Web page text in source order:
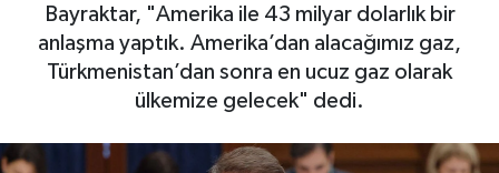
Bayraktar, "Amerika ile 43 milyar dolarlık bir
anlaşma yaptık. Amerika’dan alacağımız gaz,
Türkmenistan’dan sonra en ucuz gaz olarak
ülkemize gelecek" dedi.
Otovitrin
Asayiş
Haber Arşivi